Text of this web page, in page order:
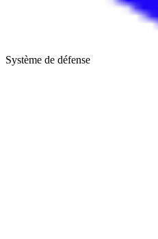
Système de défense